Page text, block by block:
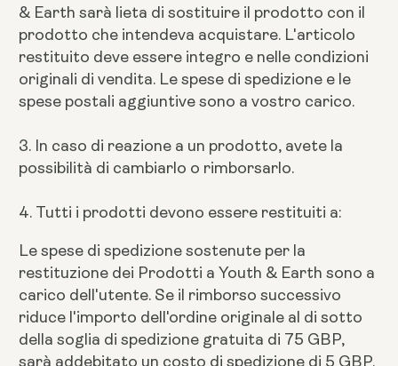
& Earth sarà lieta di sostituire il prodotto con il
prodotto che intendeva acquistare. L'articolo
restituito deve essere integro e nelle condizioni
originali di vendita. Le spese di spedizione e le
spese postali aggiuntive sono a vostro carico.
3. In caso di reazione a un prodotto, avete la
possibilità di cambiarlo o rimborsarlo.
4. Tutti i prodotti devono essere restituiti a:
Le spese di spedizione sostenute per la
restituzione dei Prodotti a Youth & Earth sono a
carico dell'utente. Se il rimborso successivo
riduce l'importo dell'ordine originale al di sotto
della soglia di spedizione gratuita di 75 GBP,
sarà addebitato un costo di spedizione di 5 GBP.